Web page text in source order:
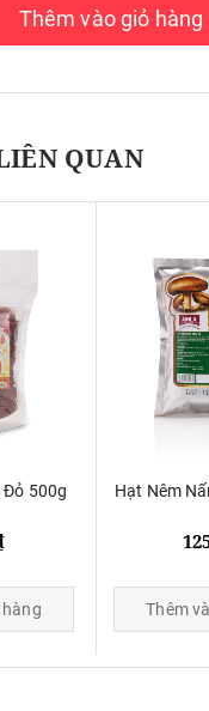
Thêm vào giỏ hàng
QUAN
Đỏ 500g
Thêm